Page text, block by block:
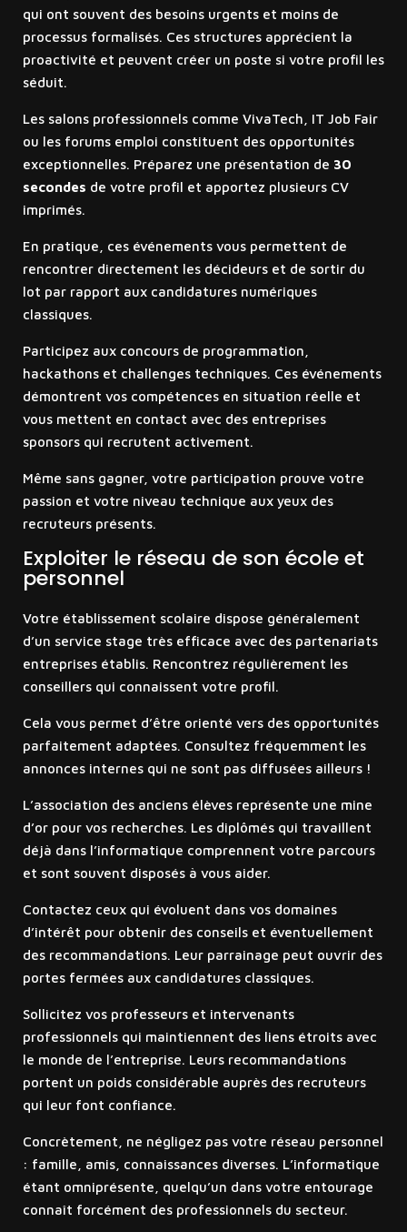
qui ont souvent des besoins urgents et moins de
processus formalisés. Ces structures apprécient la
proactivité et peuvent créer un poste si votre profil les
séduit.
Les salons professionnels comme VivaTech, IT Job Fair
ou les forums emploi constituent des opportunités
exceptionnelles. Préparez une présentation de 30
secondes de votre profil et apportez plusieurs CV
imprimés.
En pratique, ces événements vous permettent de
rencontrer directement les décideurs et de sortir du
lot par rapport aux candidatures numériques
classiques.
Participez aux concours de programmation,
hackathons et challenges techniques. Ces événements
démontrent vos compétences en situation réelle et
vous mettent en contact avec des entreprises
sponsors qui recrutent activement.
Même sans gagner, votre participation prouve votre
passion et votre niveau technique aux yeux des
recruteurs présents.
Exploiter le réseau de son école et
personnel
Votre établissement scolaire dispose généralement
d’un service stage très efficace avec des partenariats
entreprises établis. Rencontrez régulièrement les
conseillers qui connaissent votre profil.
Cela vous permet d’être orienté vers des opportunités
parfaitement adaptées. Consultez fréquemment les
annonces internes qui ne sont pas diffusées ailleurs !
L’association des anciens élèves représente une mine
d’or pour vos recherches. Les diplômés qui travaillent
déjà dans l’informatique comprennent votre parcours
et sont souvent disposés à vous aider.
Contactez ceux qui évoluent dans vos domaines
d’intérêt pour obtenir des conseils et éventuellement
des recommandations. Leur parrainage peut ouvrir des
portes fermées aux candidatures classiques.
Sollicitez vos professeurs et intervenants
professionnels qui maintiennent des liens étroits avec
le monde de l’entreprise. Leurs recommandations
portent un poids considérable auprès des recruteurs
qui leur font confiance.
Concrètement, ne négligez pas votre réseau personnel
: famille, amis, connaissances diverses. L’informatique
étant omniprésente, quelqu’un dans votre entourage
connaît forcément des professionnels du secteur.